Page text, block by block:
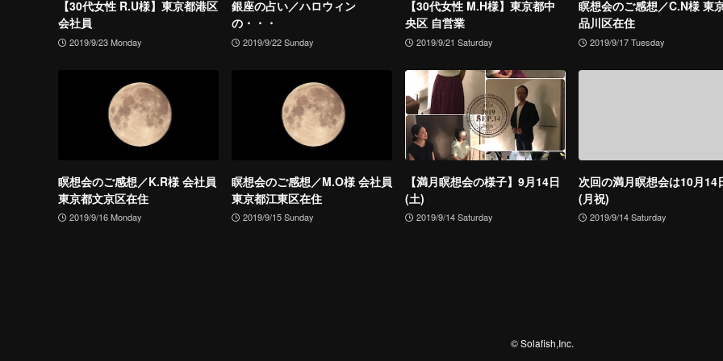
【30代女性 R.U様】東京都港区
会社員
2019/9/23 Monday
銀座の占い／ハロウィン
の・・・
2019/9/22 Sunday
【30代女性 M.H様】東京都中
央区 自営業
2019/9/21 Saturday
瞑想会のご感想／C.N様 東
品川区在住
2019/9/17 Tuesday
瞑想会のご感想／K.R様 会社員
東京都文京区在住
2019/9/16 Monday
瞑想会のご感想／M.O様 会社員
東京都江東区在住
2019/9/15 Sunday
【満月瞑想会の様子】9月14日
(土)
2019/9/14 Saturday
次回の満月瞑想会は10月14
(月祝)
2019/9/14 Saturday
©Solafish,Inc.